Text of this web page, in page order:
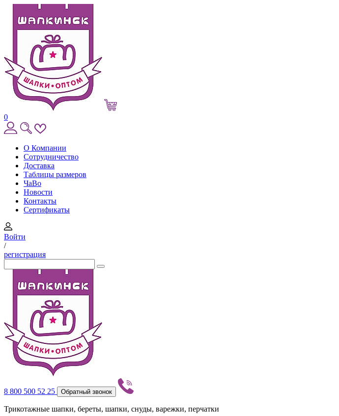
0
О Компании
Сотрудничество
Доставка
Таблицы размеров
ЧаВо
Новости
Контакты
Сертификаты
Войти
/
регистрация
8 800 500 52 25 Обратный звонок
Трикотажные шапки, береты, шапки, снуды, варежки, перчатки